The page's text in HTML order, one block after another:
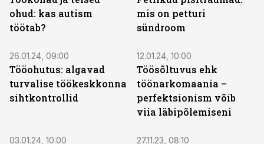
ohud: kas autism
töötab?
mis on petturi
sündroom
26.01.24, 09:00
Tööohutus: algavad
turvalise töökeskkonna
sihtkontrollid
12.01.24, 10:00
Töösõltuvus ehk
töönarkomaania –
perfektsionism võib
viia läbipõlemiseni
03.01.24, 10:00 27.11.23, 08:10